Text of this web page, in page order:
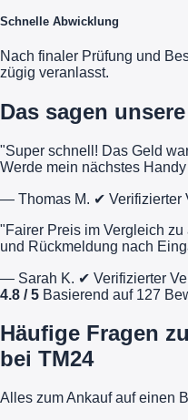
Schnelle Abwicklung
Nach finaler Prüfung und
zügig veranlasst.
Das sagen
"Super schnell! Das Geld
Werde mein nächstes
— Thomas M. ✔ Verifizierter
"Fairer Preis im Vergleich
und Rückmeldung nach
— Sarah K. ✔ Verifizierter
4.8 / 5 Basierend auf 127
Häufige Fragen
bei TM24
Alles zum Ankauf auf einen